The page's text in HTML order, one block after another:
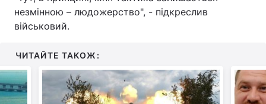
незмінною – людожерство", - підкреслив
військовий.
ЧИТАЙТЕ ТАКОЖ: